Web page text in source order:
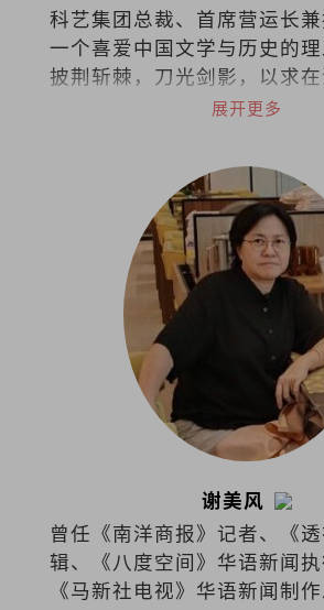
科艺集团总裁、首席营运长兼
一个喜爱中国文学与历史的
披荆斩棘，刀光剑影，以求
之地。现在只想铅华尽洗，退
展开更多
谢美风
曾任《南洋商报》记者、《
辑、《八度空间》华语新闻执
《马新社电视》华语新闻制作